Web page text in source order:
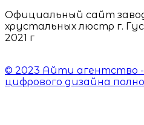
Официальный сайт
хрустальных люстр г.
2021 г
© 2023 Айти агентство
цифрового дизайна